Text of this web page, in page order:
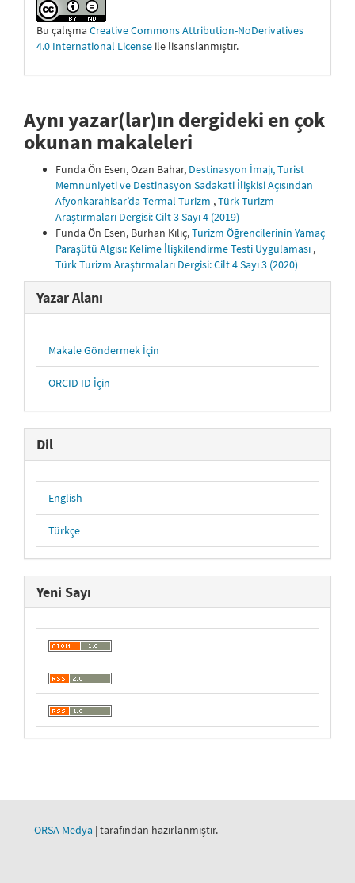
Bu çalışma Creative Commons Attribution-NoDerivatives
4.0 International License ile lisanslanmıştır.
Aynı yazar(lar)ın dergideki en çok
okunan makaleleri
Funda Ön Esen, Ozan Bahar, Destinasyon İmajı, Turist
Memnuniyeti ve Destinasyon Sadakati İlişkisi Açısından
Afyonkarahisar’da Termal Turizm ,Türk Turizm
Araştırmaları Dergisi: Cilt 3 Sayı 4 (2019)
Funda Ön Esen, Burhan Kılıç,Turizm Öğrencilerinin Yamaç
Paraşütü Algısı: Kelime İlişkilendirme Testi Uygulaması ,
Türk Turizm Araştırmaları Dergisi: Cilt 4 Sayı 3 (2020)
Yazar Alanı
Makale Göndermek İçin
ORCID ID İçin
Dil
English
Türkçe
Yeni Sayı
ORSA Medya | tarafından hazırlanmıştır.